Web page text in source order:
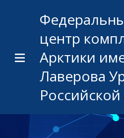
центр
Арктики
Лаверова